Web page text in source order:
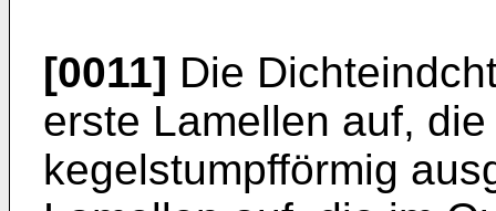
[0011] Die
erste Lamellen auf,
kegelstumpfförmig